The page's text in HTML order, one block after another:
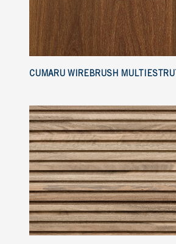
CUMARU WIREBRUSH